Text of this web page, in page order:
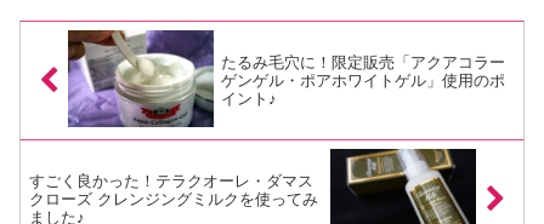
たるみ毛穴に！限定販売「アクアコラー
ゲンゲル・ポアホワイトゲル」使用のポ
イント♪
すごく良かった！テラクオーレ・ダマス
クローズ クレンジングミルクを使ってみ
ました♪